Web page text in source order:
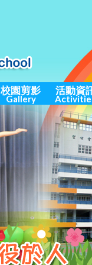
校園剪影
Gallery
活動資